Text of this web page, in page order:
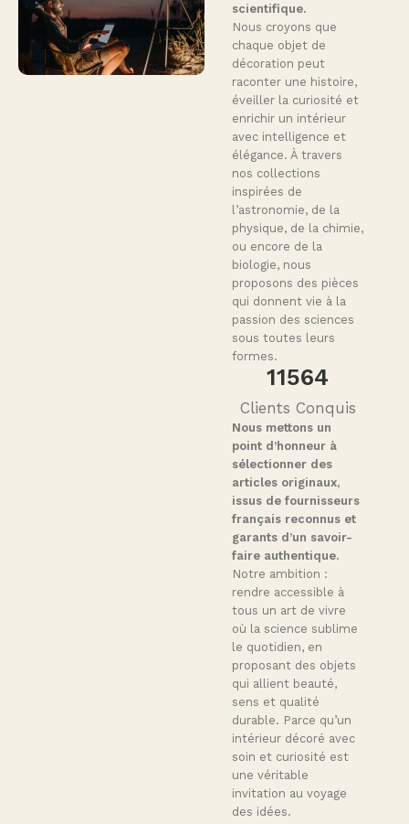
scientifique.
Nous croyons que
chaque objet de
décoration peut
raconter une histoire,
éveiller la curiosité et
enrichir un intérieur
avec intelligence et
élégance. À travers
nos collections
inspirées de
l’astronomie, de la
physique, de la chimie,
ou encore de la
biologie, nous
proposons des pièces
qui donnent vie à la
passion des sciences
sous toutes leurs
formes.
11564
Clients Conquis
Nous mettons un
point d’honneur à
sélectionner des
articles originaux,
issus de fournisseurs
français reconnus et
garants d’un savoir-
faire authentique.
Notre ambition :
rendre accessible à
tous un art de vivre
où la science sublime
le quotidien, en
proposant des objets
qui allient beauté,
sens et qualité
durable. Parce qu’un
intérieur décoré avec
soin et curiosité est
une véritable
invitation au voyage
des idées.